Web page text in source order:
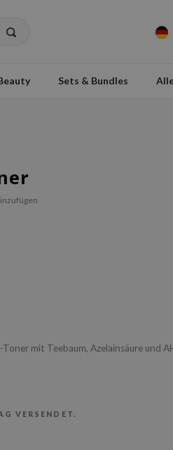
Sets & Bundles
mit Teebaum, Azelainsäure und
VERSENDET.